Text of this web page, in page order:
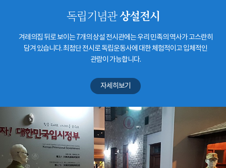
독립기념관상설전시
겨레의집 뒤로 보이는 7개의 상설 전시관에는 우리 민족의 역사가 고스란히
담겨 있습니다. 최첨단 전시로 독립운동사에 대한 체험적이고 입체적인
관람이 가능합니다.
자세히보기